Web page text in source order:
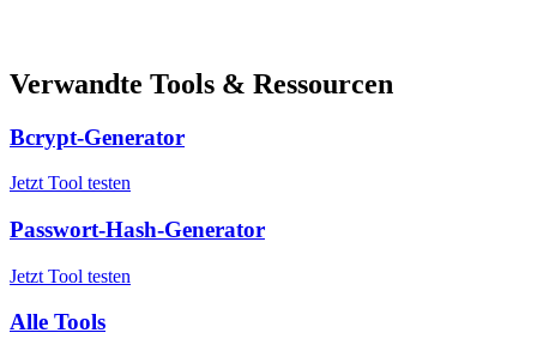
Verwandte Tools & Ressourcen
Bcrypt-Generator
Jetzt Tool testen
Passwort-Hash-Generator
Jetzt Tool testen
Alle Tools